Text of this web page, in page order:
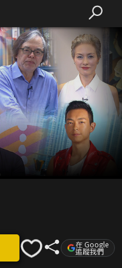
在 Google
追蹤我們